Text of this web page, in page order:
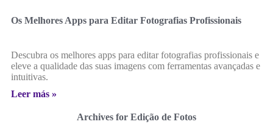
Os Melhores Apps para Editar Fotografias Profissionais
Descubra os melhores apps para editar fotografias profissionais e
eleve a qualidade das suas imagens com ferramentas avançadas e
intuitivas.
Leer más »
Archives for Edição de Fotos